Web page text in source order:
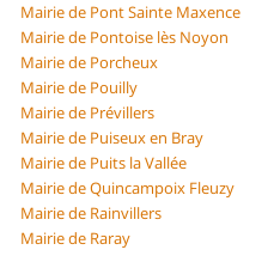
Mairie de Pont Sainte Maxence
Mairie de Pontoise lès Noyon
Mairie de Porcheux
Mairie de Pouilly
Mairie de Prévillers
Mairie de Puiseux en Bray
Mairie de Puits la Vallée
Mairie de Quincampoix Fleuzy
Mairie de Rainvillers
Mairie de Raray